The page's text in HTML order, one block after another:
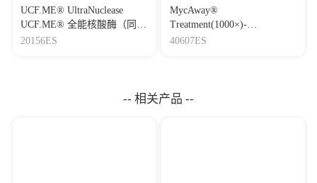
UCF.ME® UltraNuclease
UCF.ME® 全能核酸酶（同
Benzonase）
20156ES
MycAway®
Treatment(1000×)-
Mycoplasma Elimination
40607ES
-- 相关产品 --